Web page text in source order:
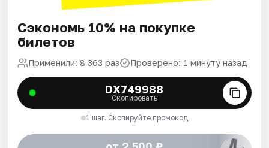
Сэкономь 10% на покупке
билетов
Применили: 8 363 раз Проверено: 1 минуту назад
DX749988
Скопировать
1 шаг. Скопируйте промокод